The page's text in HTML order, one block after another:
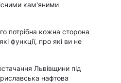
кам'яними
потрібна кожна сторона
функції, про які ви не
Львівщини під
нафтова